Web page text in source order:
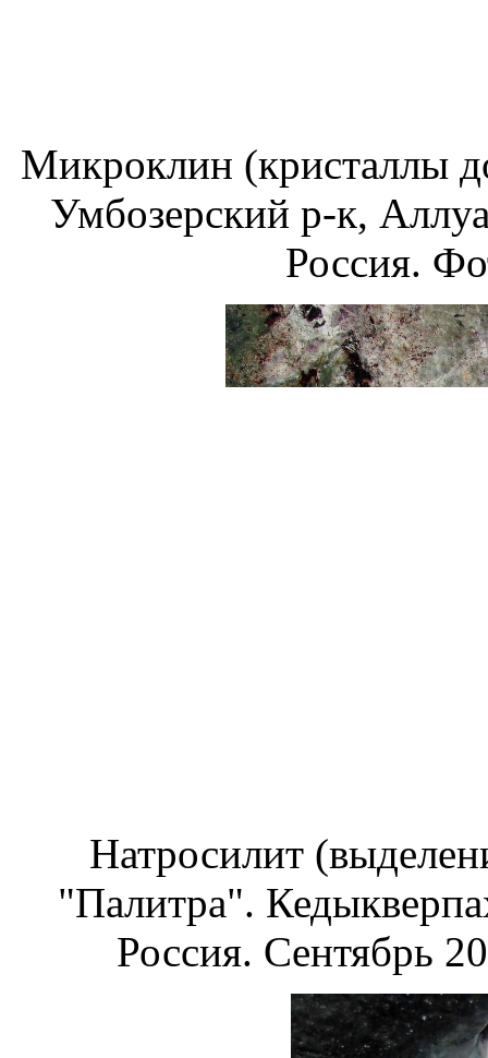
Микроклин (кристаллы
Умбозерский р-к,
Россия.
Натросилит
"Палитра".
Россия. Сентябрь